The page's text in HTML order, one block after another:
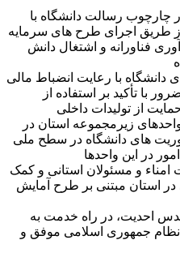
چارچوب رسالت دانشگاه با
از طریق اجرای طرح های سرمایه
فناورانه و اشتغال دانش
دانشگاه با رعایت انضباط مالی
با تأکید بر استفاده از
از تولیدات داخلی
زیرمجموعه استان در
های دانشگاه در سطح ملی
در این واحدها
امناء و مسئولان استانی و کمک
استان مبتنی بر طرح آمایش
احدیت، در راه خدمت به
جمهوری اسلامی موفق و